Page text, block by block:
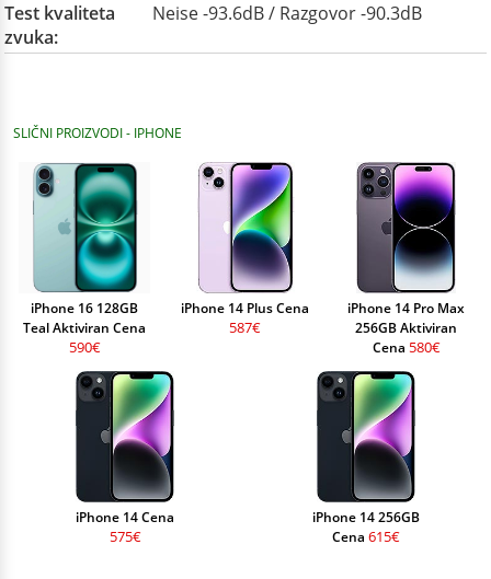
Test kvaliteta
zvuka:
Neise -93.6dB / Razgovor -90.3dB
SLIČNI PROIZVODI - IPHONE
iPhone 16 128GB
Teal Aktiviran Cena
590€
iPhone 14 Plus Cena
587€
iPhone 14 Pro Max
256GB Aktiviran
Cena 580€
iPhone 14 Cena
575€
iPhone 14 256GB
Cena 615€